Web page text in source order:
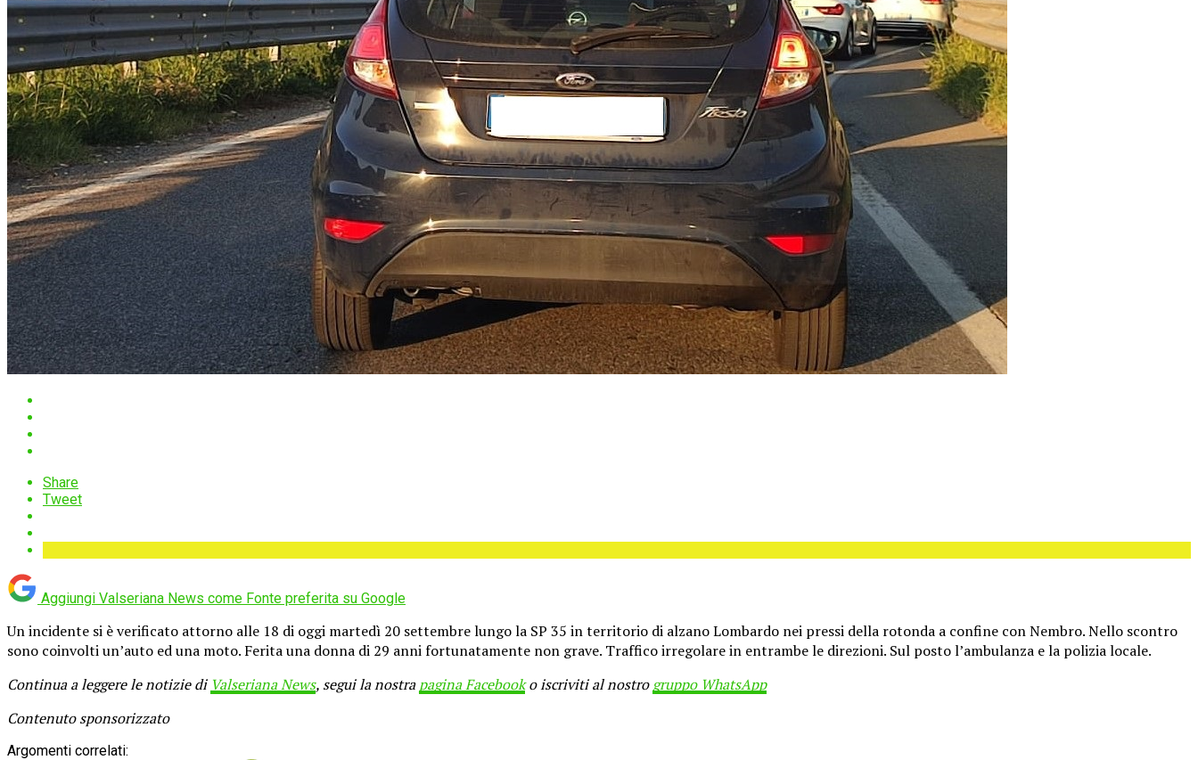
Share
Tweet
Aggiungi Valseriana News come Fonte preferita su Google
Un incidente si è verificato attorno alle 18 di oggi martedì 20 settembre lungo la SP 35 in territorio di alzano Lombardo nei pressi della rotonda a confine con Nembro. Nello scontro
sono coinvolti un’auto ed una moto. Ferita una donna di 29 anni fortunatamente non grave. Traffico irregolare in entrambe le direzioni. Sul posto l’ambulanza e la polizia locale.
Continua a leggere le notizie di Valseriana News, segui la nostrapagina Facebooko iscriviti al nostrogruppo WhatsApp
Contenuto sponsorizzato
Argomenti correlati: